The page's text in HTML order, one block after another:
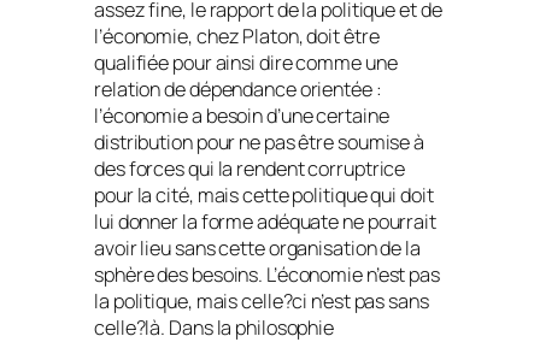
assez fine, le rapport de la politique et de
l’économie, chez Platon, doit être
qualifiée pour ainsi dire comme une
relation de dépendance orientée :
l’économie a besoin d’une certaine
distribution pour ne pas être soumise à
des forces qui la rendent corruptrice
pour la cité, mais cette politique qui doit
lui donner la forme adéquate ne pourrait
avoir lieu sans cette organisation de la
sphère des besoins. L’économie n’est pas
la politique, mais celle?ci n’est pas sans
celle?là. Dans la philosophie